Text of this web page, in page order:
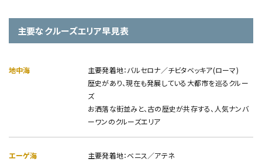
主要なクルーズエリア早見表
地中海
主要発着地：バルセロナ／チビタベッキア(ローマ)
歴史があり、現在も発展している大都市を巡るクルー
ズ
お洒落な街並みと、古の歴史が共存する、人気ナンバ
ーワンのクルーズエリア
エーゲ海
主要発着地：ベニス／アテネ